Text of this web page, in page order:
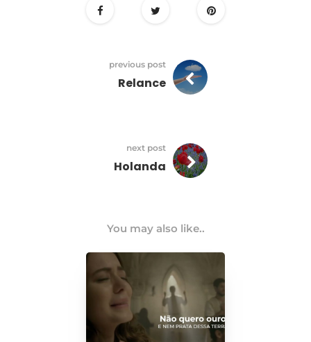
previous post
Relance
next post
Holanda
You may also like..